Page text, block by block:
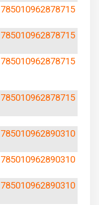
785010962878715
785010962878715
785010962878715
785010962878715
785010962890310
785010962890310
785010962890310